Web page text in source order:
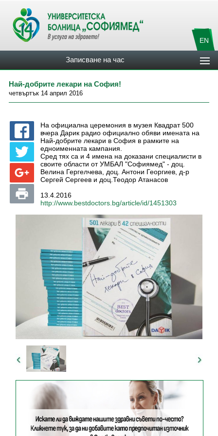
EN
Записване на час
Най-добрите лекари на София!
четвъртък 14 април 2016
На официална церемония в музея Квадрат 500
вчера Дарик радио официално обяви имената на
Най-добрите лекари в София в рамките на
едноименната кампания.
Сред тях са и 4 имена на доказани специалисти в
своите области от УМБАЛ "Софиямед" - доц.
Велина Гергелчева, доц. Антони Георгиев, д-р
Сергей Сергеев и доц.Теодор Атанасов
13.4.2016
http://www.bestdoctors.bg/article/id/1451303